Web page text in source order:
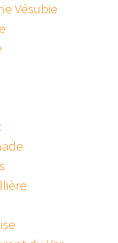
Vésubie